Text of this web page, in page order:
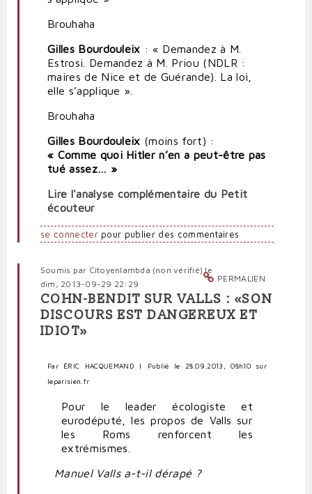
Brouhaha
Gilles Bourdouleix : « Demandez à M.
Estrosi. Demandez à M. Priou (NDLR :
maires de Nice et de Guérande). La loi,
elle s’applique ».
Brouhaha
Gilles Bourdouleix (moins fort) :
« Comme quoi Hitler n’en a peut-être pas
tué assez… »
Lire l'analyse complémentaire du Petit
écouteur
se connecterpour publier des commentaires
PERMALIEN
Soumis par Citoyenlambda (non vérifié) le
dim, 2013-09-29 22:29
COHN-BENDIT SUR VALLS : «SON
DISCOURS EST DANGEREUX ET
IDIOT»
Par ÉRIC HACQUEMAND | Publié le 28.09.2013, 08h10 sur
leparisien.fr
Pour le leader écologiste et
eurodéputé, les propos de Valls sur
les Roms renforcent les
extrémismes.
Manuel Valls a-t-il dérapé ?